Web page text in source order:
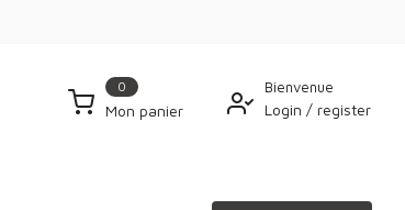
0
Mon panier
Bienvenue
Login/ register